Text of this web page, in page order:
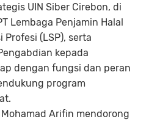
UIN Siber Cirebon, di
Lembaga Penjamin Halal
Profesi (LSP), serta
kepada
dengan fungsi dan peran
program
Arifin mendorong